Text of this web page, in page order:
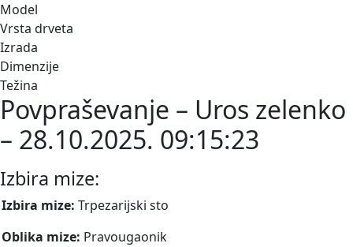
Model
Vrsta drveta
Izrada
Dimenzije
Težina
Povpraševanje – Uros zelenko
– 28.10.2025. 09:15:23
Izbira mize:
Izbira mize: Trpezarijski sto
Oblika mize: Pravougaonik